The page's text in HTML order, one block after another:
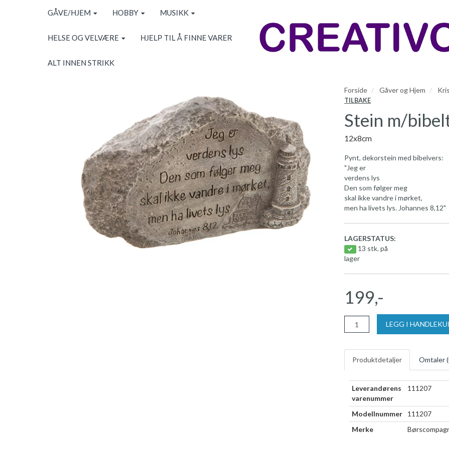
GÅVE/HJEM HOBBY MUSIKK
HELSE OG VELVÆRE HJELP TIL Å FINNE VARER
ALT INNEN STRIKK
Forside Gåver og Hjem
TILBAKE
Stein m/
12x8cm
Pynt, dekorstein med bibelvers:
"Jeg er
verdens lys
Den som følger meg
skal ikke vandre i mørket,
men ha livets lys. Johannes 8,12"
LAGERSTATUS:
13 stk. på
lager
199,-
LEGG I
Produktdetaljer Omtaler (
Leverandørens
varenummer
111207
Modellnummer
111207
Merke